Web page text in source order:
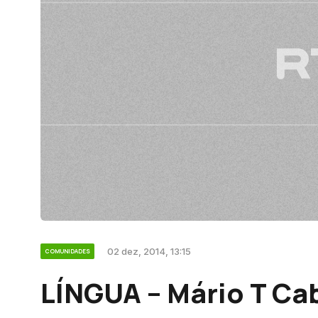
COMUNIDADES 02 dez, 2014, 13:15
LÍNGUA – Mário T